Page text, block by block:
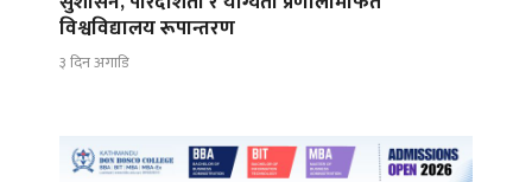
विश्वविद्यालय रूपान्तरण
३ दिन अगाडि